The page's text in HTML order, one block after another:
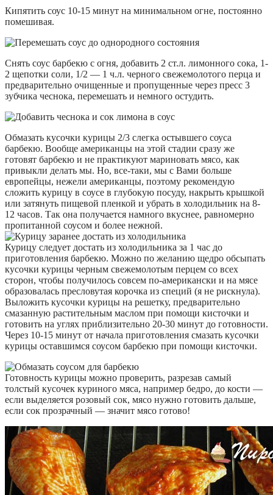
Кипятить соус 10-15 минут на минимальном огне, постоянно
помешивая.
Снять соус барбекю с огня, добавить 2 ст.л. лимонного сока, 1-
2 щепотки соли, 1/2 — 1 ч.л. черного свежемолотого перца и
предварительно очищенные и пропущенные через пресс 3
зубчика чеснока, перемешать и немного остудить.
Обмазать кусочки курицы 2/3 слегка остывшего соуса
барбекю. Вообще американцы на этой стадии сразу же
готовят барбекю и не практикуют мариновать мясо, как
привыкли делать мы. Но, все-таки, мы с Вами больше
европейцы, нежели американцы, поэтому рекомендую
сложить курицу в соусе в глубокую посуду, накрыть крышкой
или затянуть пищевой пленкой и убрать в холодильник на 8-
12 часов. Так она получается намного вкуснее, равномерно
пропитанной соусом и более нежной.
Курицу следует достать из холодильника за 1 час до
приготовления барбекю. Можно по желанию щедро обсыпать
кусочки курицы черным свежемолотым перцем со всех
сторон, чтобы получилось совсем по-американски и на мясе
образовалась пресловутая корочка из специй (я не рискнула).
Выложить кусочки курицы на решетку, предварительно
смазанную растительным маслом при помощи кисточки и
готовить на углях приблизительно 20-30 минут до готовности.
Через 10-15 минут от начала приготовления смазать кусочки
курицы оставшимся соусом барбекю при помощи кисточки.
Готовность курицы можно проверить, разрезав самый
толстый кусочек куриного мяса, например бедро, до кости —
если выделяется розовый сок, мясо нужно готовить дальше,
если сок прозрачный — значит мясо готово!